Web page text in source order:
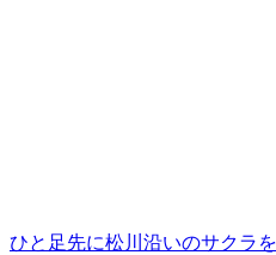
ひと足先に松川沿いのサクラ